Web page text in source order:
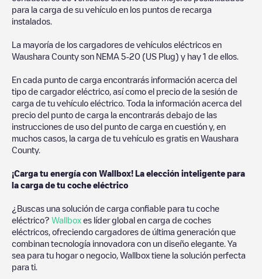
para la carga de su vehículo en los puntos de recarga
instalados.
La mayoría de los cargadores de vehículos eléctricos en
Waushara County son NEMA 5-20 (US Plug) y hay 1 de ellos.
En cada punto de carga encontrarás información acerca del
tipo de cargador eléctrico, así como el precio de la sesión de
carga de tu vehículo eléctrico. Toda la información acerca del
precio del punto de carga la encontrarás debajo de las
instrucciones de uso del punto de carga en cuestión y, en
muchos casos, la carga de tu vehículo es gratis en Waushara
County.
¡Carga tu energía con Wallbox! La elección inteligente para
la carga de tu coche eléctrico
¿Buscas una solución de carga confiable para tu coche
eléctrico? Wallbox es líder global en carga de coches
eléctricos, ofreciendo cargadores de última generación que
combinan tecnología innovadora con un diseño elegante. Ya
sea para tu hogar o negocio, Wallbox tiene la solución perfecta
para ti.